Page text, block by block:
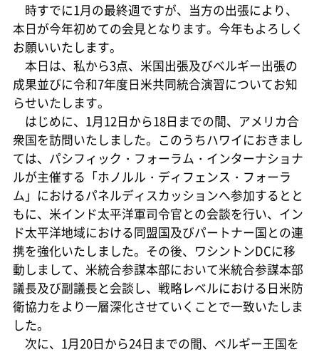
時すでに1月の最終週ですが、当方の出張により、
本日が今年初めての会見となります。今年もよろしく
お願いいたします。
本日は、私から3点、米国出張及びベルギー出張の
成果並びに令和7年度日米共同統合演習についてお知
らせいたします。
はじめに、1月12日から18日までの間、アメリカ合
衆国を訪問いたしました。このうちハワイにおきまし
ては、パシフィック・フォーラム・インターナショナ
ルが主催する「ホノルル・ディフェンス・フォーラ
ム」におけるパネルディスカッションへ参加するとと
もに、米インド太平洋軍司令官との会談を行い、イン
ド太平洋地域における同盟国及びパートナー国との連
携を強化いたしました。その後、ワシントンDCに移
動しまして、米統合参謀本部において米統合参謀本部
議長及び副議長と会談し、戦略レベルにおける日米防
衛協力をより一層深化させていくことで一致いたしま
した。
次に、1月20日から24日までの間、ベルギー王国を